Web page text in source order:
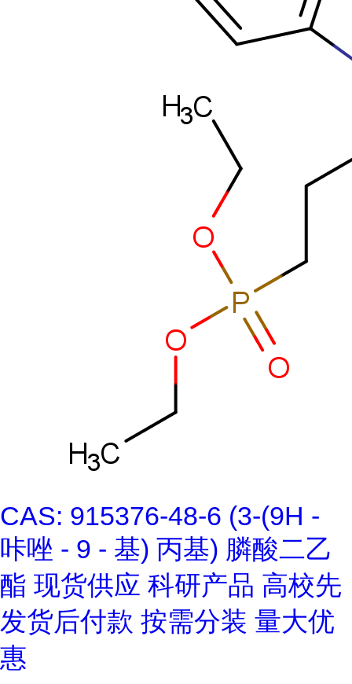
CAS: 915376-48-6 (3-(9H -
咔唑 - 9 - 基) 丙基) 膦酸二乙
酯 现货供应 科研产品 高校先
发货后付款 按需分装 量大优
惠